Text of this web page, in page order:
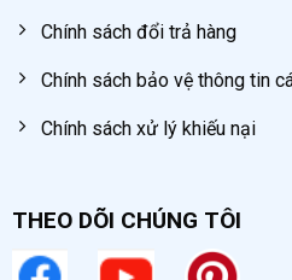
Chính sách đổi trả hàng
Chính sách bảo vệ thông tin
Chính sách xử lý khiếu nại
THEO DÕI CHÚNG TÔI